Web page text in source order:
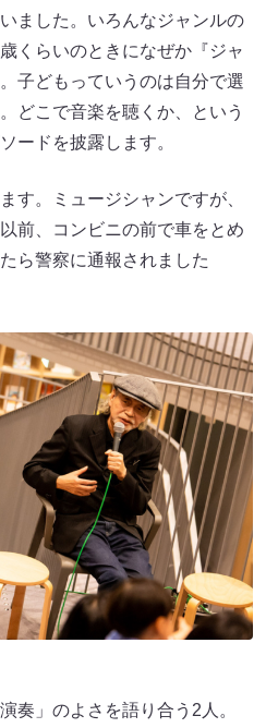
ました。いろんなジャンルの
くらいのときになぜか『ジャ
子どもっていうのは自分で選
どこで音楽を聴くか、という
ードを披露します。
す。ミュージシャンですが、
前、コンビニの前で車をとめ
ら警察に通報されました
奏」のよさを語り合う2人。